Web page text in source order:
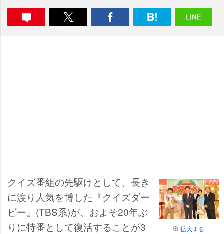
拡大する
クイズ番組の先駆けとして、長き
に渡り人気を博した『クイズダー
ビー』(TBS系)が、およそ20年ぶ
りに特番として復活することが3